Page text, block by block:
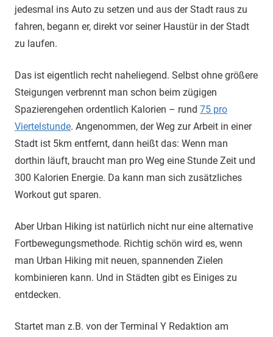
jedesmal ins Auto zu setzen und aus der Stadt raus zu
fahren, begann er, direkt vor seiner Haustür in der Stadt
zu laufen.
Das ist eigentlich recht naheliegend. Selbst ohne größere
Steigungen verbrennt man schon beim zügigen
Spazierengehen ordentlich Kalorien – rund 75 pro
Viertelstunde. Angenommen, der Weg zur Arbeit in einer
Stadt ist 5km entfernt, dann heißt das: Wenn man
dorthin läuft, braucht man pro Weg eine Stunde Zeit und
300 Kalorien Energie. Da kann man sich zusätzliches
Workout gut sparen.
Aber Urban Hiking ist natürlich nicht nur eine alternative
Fortbewegungsmethode. Richtig schön wird es, wenn
man Urban Hiking mit neuen, spannenden Zielen
kombinieren kann. Und in Städten gibt es Einiges zu
entdecken.
Startet man z.B. von der Terminal Y Redaktion am